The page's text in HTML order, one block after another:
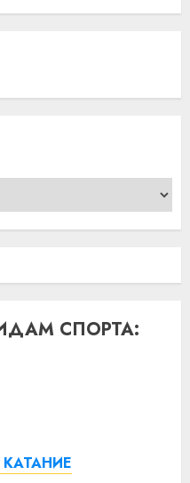
СПОРТА: